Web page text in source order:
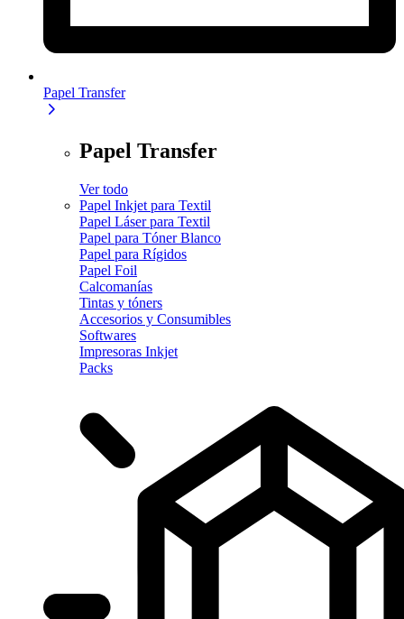
Papel Transfer
Papel Transfer
Ver todo
Papel Inkjet para Textil
Papel Láser para Textil
Papel para Tóner Blanco
Papel para Rígidos
Papel Foil
Calcomanías
Tintas y tóners
Accesorios y Consumibles
Softwares
Impresoras Inkjet
Packs